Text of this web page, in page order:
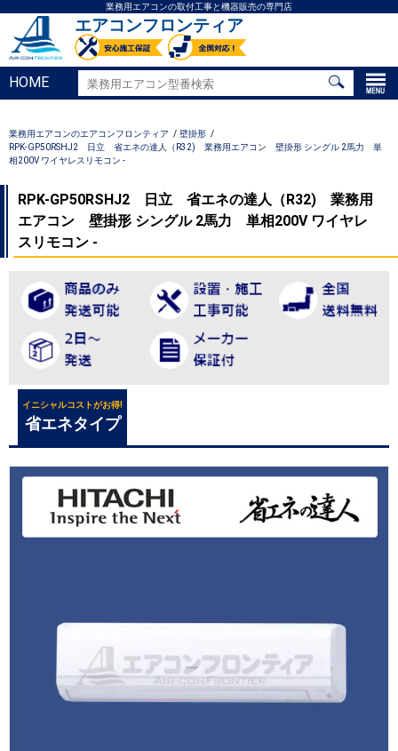
業務用エアコンの取付工事と機器販売の専門店
エアコンフロンティア
HOME
業務用エアコンのエアコンフロンティア
壁掛形
RPK-GP50RSHJ2 日立 省エネの達人（R32) 業務用エアコン 壁掛形 シングル 2馬力 単
相200V ワイヤレスリモコン -
RPK-GP50RSHJ2 日立 省エネの達人（R32) 業務用
エアコン 壁掛形 シングル 2馬力 単相200V ワイヤレ
スリモコン -
イニシャルコストがお得!
省エネタイプ